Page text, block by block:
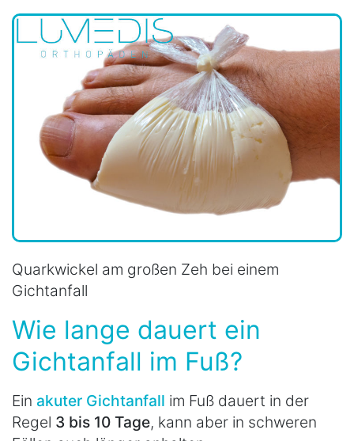
Quarkwickel am großen Zeh bei einem
Gichtanfall
Wie lange dauert ein
Gichtanfall im Fuß?
Ein akuter Gichtanfall im Fuß dauert in der
Regel 3 bis 10 Tage, kann aber in schweren